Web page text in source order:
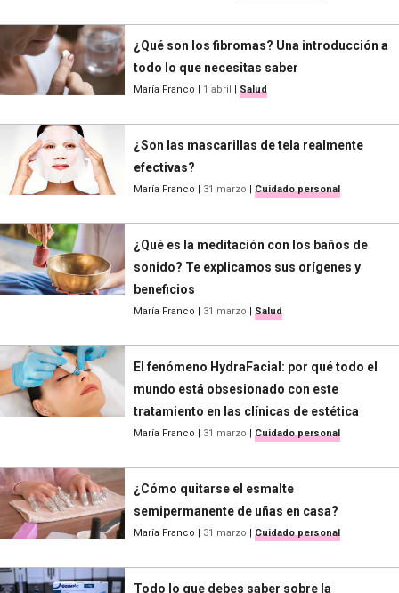
¿Qué son los fibromas? Una introducción a
todo lo que necesitas saber
María Franco 1 abril Salud
¿Son las mascarillas de tela realmente
efectivas?
María Franco 31 marzo Cuidado personal
¿Qué es la meditación con los baños de
sonido? Te explicamos sus orígenes y
beneficios
María Franco 31 marzo Salud
El fenómeno HydraFacial: por qué todo el
mundo está obsesionado con este
tratamiento en las clínicas de estética
María Franco 31 marzo Cuidado personal
¿Cómo quitarse el esmalte
semipermanente de uñas en casa?
María Franco 31 marzo Cuidado personal
Todo lo que debes saber sobre la